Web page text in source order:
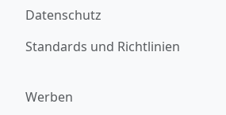
Datenschutz
Standards und Richtlinien
Werben